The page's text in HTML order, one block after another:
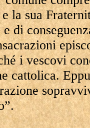
la sua
di
i vescovi
cattolica.